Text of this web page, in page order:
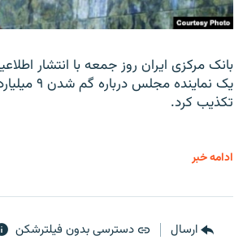
بانک مرکزی ایران روز جمعه با انتشار
یک نماینده مجلس
تکذیب کرد.
ادامه خبر
ارسال دسترسی بدون فیلترشکن